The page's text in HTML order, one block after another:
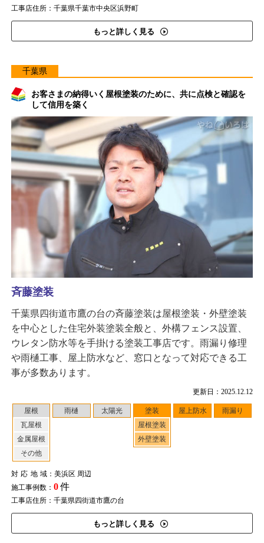
工事店住所：千葉県千葉市中央区浜野町
もっと詳しく見る
千葉県
お客さまの納得いく屋根塗装のために、共に点検と確認を
して信用を築く
更新日：2025.12.12
屋根
瓦屋根
金属屋根
その他
雨樋 太陽光
塗装
屋根塗装
外壁塗装
屋上防水 雨漏り
対応地域：美浜区 周辺
施工事例数： 0件
工事店住所：千葉県四街道市鷹の台
もっと詳しく見る
斉藤塗装
千葉県四街道市鷹の台の斉藤塗装は屋根塗装・外壁塗装
を中心とした住宅外装塗装全般と、外構フェンス設置、
ウレタン防水等を手掛ける塗装工事店です。雨漏り修理
や雨樋工事、屋上防水など、窓口となって対応できる工
事が多数あります。